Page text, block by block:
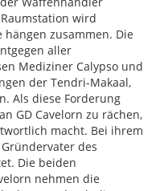
wird
zusammen. Die
aller
Mediziner Calypso und
der Tendri-Makaal,
Als diese Forderung
GD Cavelorn zu rächen,
macht. Bei ihrem
des
Die beiden
nehmen die